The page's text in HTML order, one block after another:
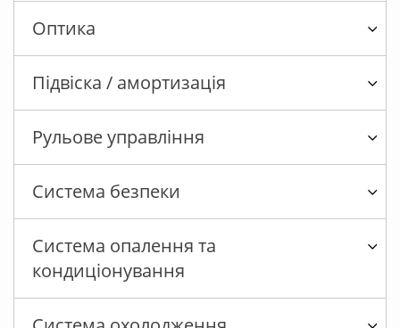
Оптика
Підвіска / амортизація
Рульове управління
Система безпеки
Система опалення та
кондиціонування